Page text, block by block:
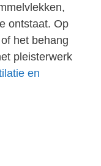
ontstaat. Op
het behang
pleisterwerk
en